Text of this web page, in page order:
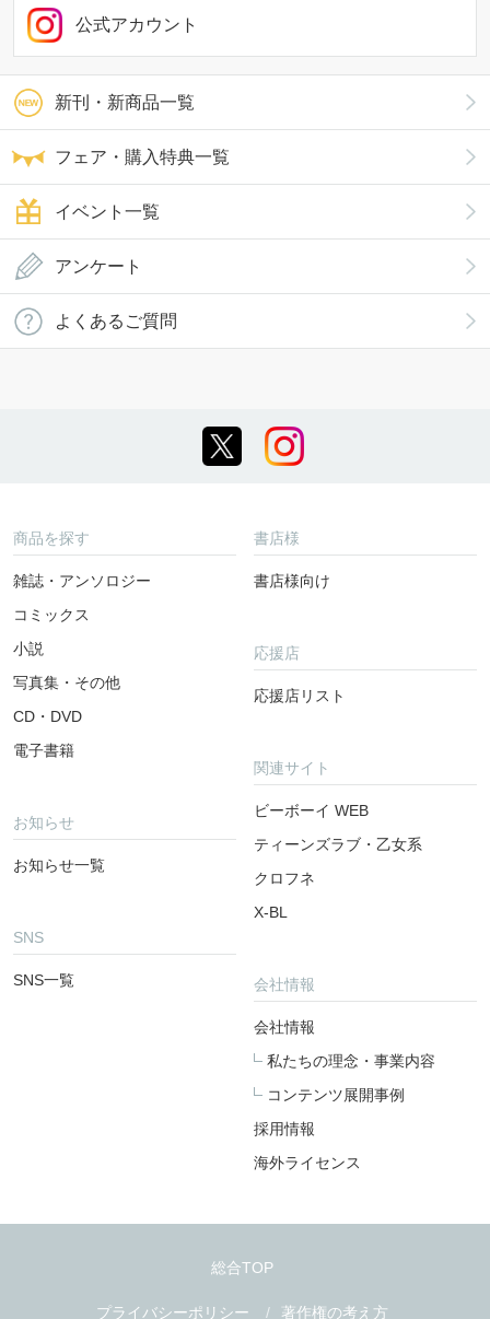
新刊・新商品一覧
フェア・購入特典一覧
イベント一覧
公式アカウント
アンケート
よくあるご質問
商品を探す
雑誌・アンソロジー
コミックス
小説
写真集・その他
CD・DVD
電子書籍
お知らせ
お知らせ一覧
SNS
SNS一覧
書店様
書店様向け
応援店
応援店リスト
関連サイト
ビーボーイ WEB
ティーンズラブ・乙女系
クロフネ
X-BL
会社情報
会社情報
私たちの理念・事業内容
コンテンツ展開事例
採用情報
海外ライセンス
総合TOP
プライバシーポリシー 著作権の考え方